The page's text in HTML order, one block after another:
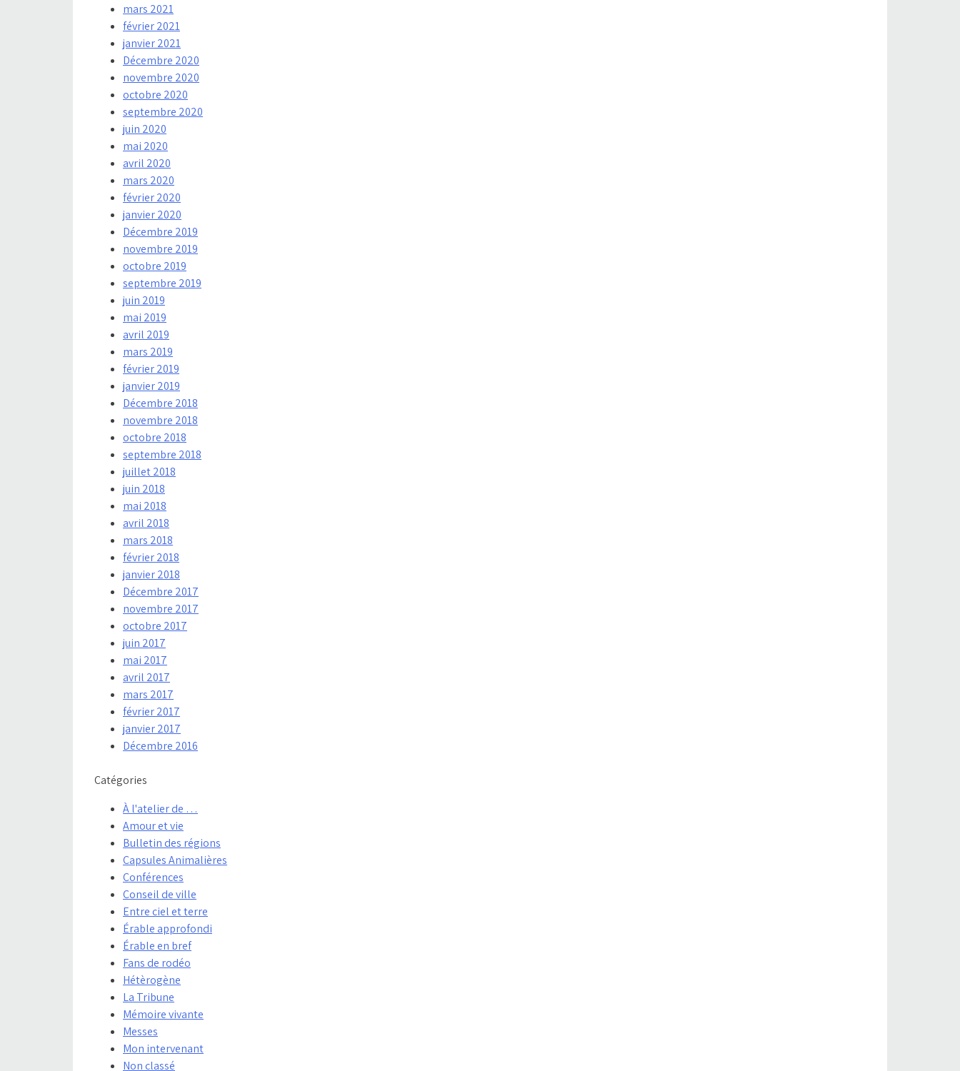
mars 2021
février 2021
janvier 2021
Décembre 2020
novembre 2020
octobre 2020
septembre 2020
juin 2020
mai 2020
avril 2020
mars 2020
février 2020
janvier 2020
Décembre 2019
novembre 2019
octobre 2019
septembre 2019
juin 2019
mai 2019
avril 2019
mars 2019
février 2019
janvier 2019
Décembre 2018
novembre 2018
octobre 2018
septembre 2018
juillet 2018
juin 2018
mai 2018
avril 2018
mars 2018
février 2018
janvier 2018
Décembre 2017
novembre 2017
octobre 2017
juin 2017
mai 2017
avril 2017
mars 2017
février 2017
janvier 2017
Décembre 2016
Catégories
À l'atelier de …
Amour et vie
Bulletin des régions
Capsules Animalières
Conférences
Conseil de ville
Entre ciel et terre
Érable approfondi
Érable en bref
Fans de rodéo
Hétèrogène
La Tribune
Mémoire vivante
Messes
Mon intervenant
Non classé